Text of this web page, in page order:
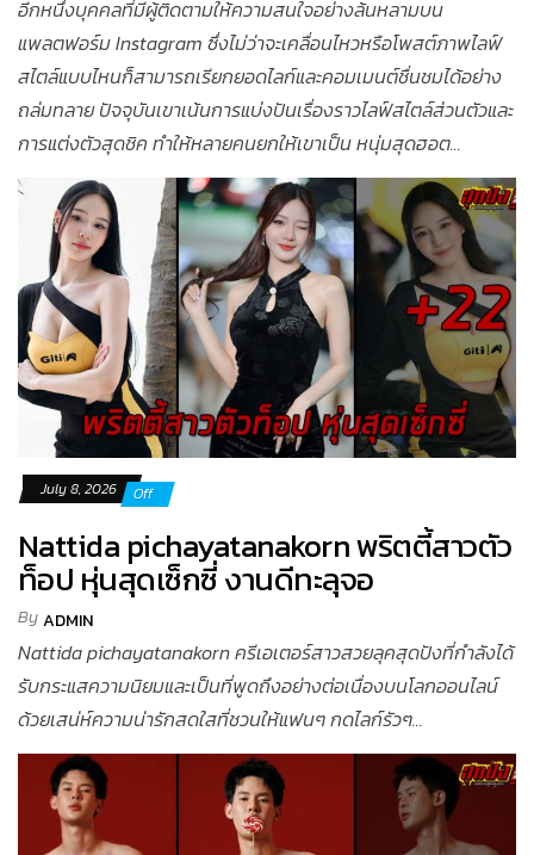
อีกหนึ่งบุคคลที่มีผู้ติดตามให้ความสนใจอย่างล้นหลามบน
แพลตฟอร์ม Instagram ซึ่งไม่ว่าจะเคลื่อนไหวหรือโพสต์ภาพไลฟ์
สไตล์แบบไหนก็สามารถเรียกยอดไลก์และคอมเมนต์ชื่นชมได้อย่าง
ถล่มทลาย ปัจจุบันเขาเน้นการแบ่งปันเรื่องราวไลฟ์สไตล์ส่วนตัวและ
การแต่งตัวสุดชิค ทำให้หลายคนยกให้เขาเป็น หนุ่มสุดฮอต...
July 8, 2026 Off
Nattida pichayatanakorn พริตตี้สาวตัว
ท็อป หุ่นสุดเซ็กซี่ งานดีทะลุจอ
ByADMIN
Nattida pichayatanakorn ครีเอเตอร์สาวสวยลุคสุดปังที่กำลังได้
รับกระแสความนิยมและเป็นที่พูดถึงอย่างต่อเนื่องบนโลกออนไลน์
ด้วยเสน่ห์ความน่ารักสดใสที่ชวนให้แฟนๆ กดไลก์รัวๆ...